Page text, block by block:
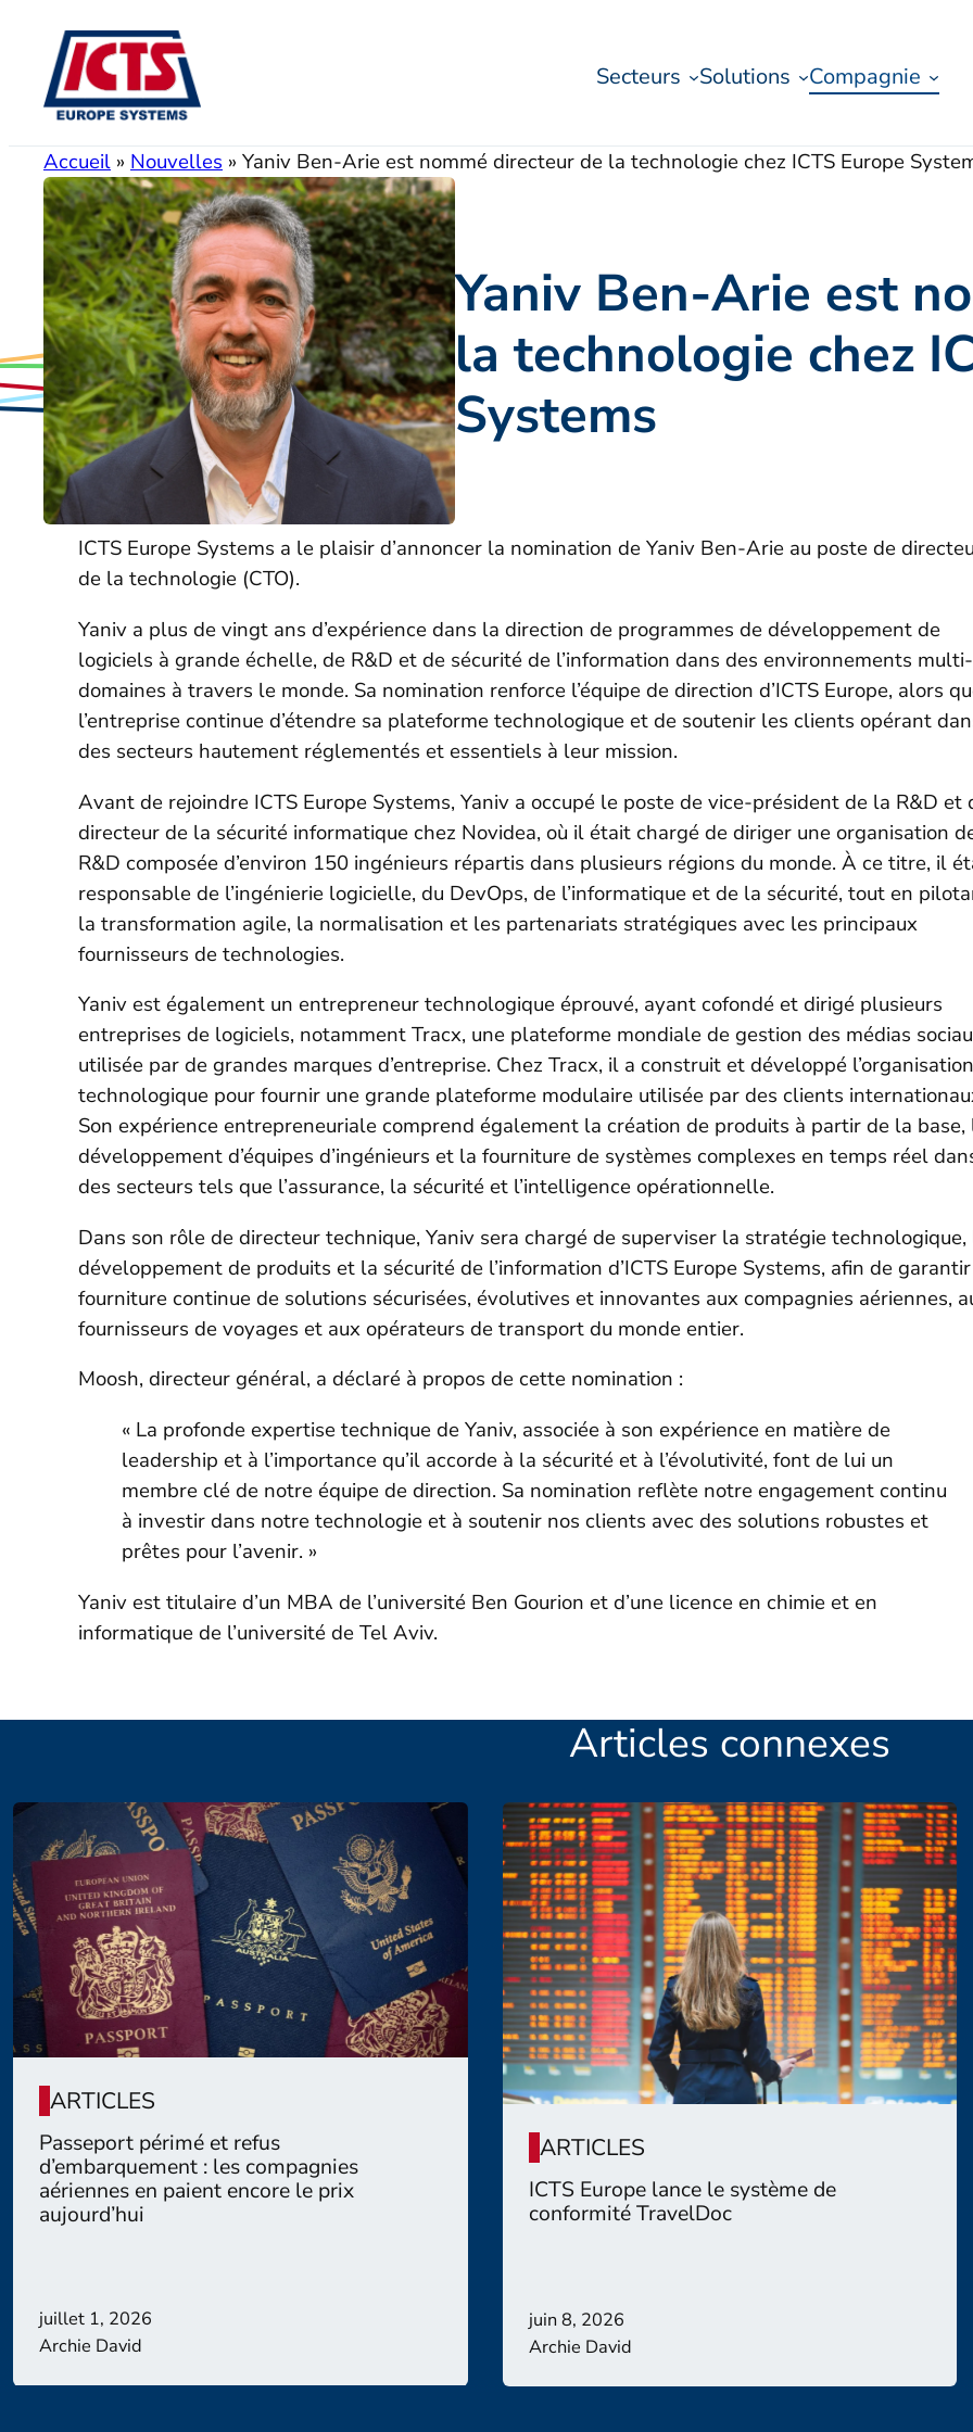
contenu
Secteurs Solutions Compagnie
Accueil » Nouvelles » Yaniv Ben-Arie est nommé directeur de la technologie chez ICTS Europe
Yaniv Ben-Arie est
la technologie chez
Systems
ICTS Europe Systems a le plaisir d’annoncer la nomination de Yaniv Ben-Arie au poste de
de la technologie (CTO).
Yaniv a plus de vingt ans d’expérience dans la direction de programmes de développement de
logiciels à grande échelle, de R&D et de sécurité de l’information dans des environnements multi-
domaines à travers le monde. Sa nomination renforce l’équipe de direction d’ICTS Europe, alors
l’entreprise continue d’étendre sa plateforme technologique et de soutenir les clients opérant
des secteurs hautement réglementés et essentiels à leur mission.
Avant de rejoindre ICTS Europe Systems, Yaniv a occupé le poste de vice-président de la R&D et
directeur de la sécurité informatique chez Novidea, où il était chargé de diriger une organisation
R&D composée d’environ 150 ingénieurs répartis dans plusieurs régions du monde. À ce titre, il
responsable de l’ingénierie logicielle, du DevOps, de l’informatique et de la sécurité, tout en
la transformation agile, la normalisation et les partenariats stratégiques avec les principaux
fournisseurs de technologies.
Yaniv est également un entrepreneur technologique éprouvé, ayant cofondé et dirigé plusieurs
entreprises de logiciels, notamment Tracx, une plateforme mondiale de gestion des médias
utilisée par de grandes marques d’entreprise. Chez Tracx, il a construit et développé l’organisation
technologique pour fournir une grande plateforme modulaire utilisée par des clients
Son expérience entrepreneuriale comprend également la création de produits à partir de la base,
développement d’équipes d’ingénieurs et la fourniture de systèmes complexes en temps réel
des secteurs tels que l’assurance, la sécurité et l’intelligence opérationnelle.
Dans son rôle de directeur technique, Yaniv sera chargé de superviser la stratégie technologique,
développement de produits et la sécurité de l’information d’ICTS Europe Systems, afin de
fourniture continue de solutions sécurisées, évolutives et innovantes aux compagnies aériennes,
fournisseurs de voyages et aux opérateurs de transport du monde entier.
Moosh, directeur général, a déclaré à propos de cette nomination :
« La profonde expertise technique de Yaniv, associée à son expérience en matière de
leadership et à l’importance qu’il accorde à la sécurité et à l’évolutivité, font de lui un
membre clé de notre équipe de direction. Sa nomination reflète notre engagement continu
à investir dans notre technologie et à soutenir nos clients avec des solutions robustes et
prêtes pour l’avenir. »
Yaniv est titulaire d’un MBA de l’université Ben Gourion et d’une licence en chimie et en
informatique de l’université de Tel Aviv.
Articles connexes
ARTICLES
Passeport périmé et refus
d’embarquement : les compagnies
aériennes en paient encore le prix
aujourd’hui
juillet 1, 2026
Archie David
ARTICLES
ICTS Europe lance le système de
conformité TravelDoc
juin 8, 2026
Archie David